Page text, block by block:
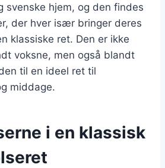
svenske hjem, og den findes
der hver især bringer deres
klassiske ret. Den er ikke
voksne, men også blandt
til en ideel ret til
middage.
i en klassisk